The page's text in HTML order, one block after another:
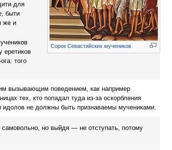
Сорок Севастийских мучеников
для
быти
же и
еретиков
того
вызывающим поведением, как например
тех, кто попадал туда из-за оскорбления
идолов не должны быть признаваемы мучениками.
но выйдя — не отступать, потому